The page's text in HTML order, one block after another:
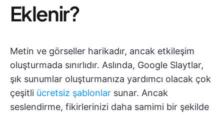
Eklenir?
Metin ve görseller harikadır, ancak etkileşim
oluşturmada sınırlıdır. Aslında, Google Slaytlar,
şık sunumlar oluşturmanıza yardımcı olacak çok
çeşitli ücretsiz şablonlar sunar. Ancak
seslendirme, fikirlerinizi daha samimi bir şekilde